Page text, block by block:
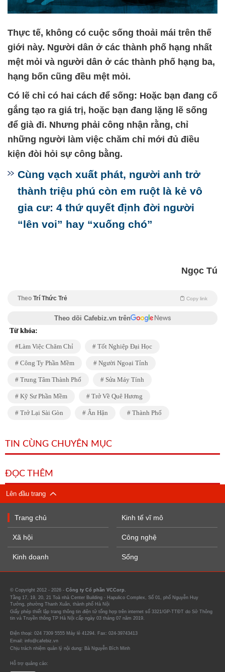
Thực tế, không có cuộc sống thoải mái trên thế
giới này. Người dân ở các thành phố hạng nhất
mệt mỏi và người dân ở các thành phố hạng ba,
hạng bốn cũng đều mệt mỏi.
Có lẽ chỉ có hai cách để sống: Hoặc bạn đang cố
gắng tạo ra giá trị, hoặc bạn đang lặng lẽ sống
để già đi. Nhưng phải công nhận rằng, chỉ
những người làm việc chăm chỉ mới đủ điều
kiện đòi hỏi sự công bằng.
Cùng vạch xuất phát, người anh trở
thành triệu phú còn em ruột là kẻ vô
gia cư: 4 thứ quyết định đời người
“lên voi” hay “xuống chó”
Ngọc Tú
Theo Trí Thức Trẻ Copy link
Theo dõi Cafebiz.vn trên
Từ khóa:
Làm Việc Chăm Chỉ Tốt Nghiệp Đại Học
Công Ty Phần Mềm Người Ngoại Tỉnh
Trung Tâm Thành Phố Sửa Máy Tính
Kỹ Sư Phần Mềm Trở Về Quê Hương
Trở Lại Sài Gòn Ân Hận Thành Phố
TIN CÙNG CHUYÊN MỤC
ĐỌC THÊM
Lên đầu trang
Trang chủ
Xã hội
Kinh doanh
Kinh tế vĩ mô
Công nghệ
Sống
© Copyright 2012 - 2026 - Công ty Cổ phần VCCorp.
Tầng 17, 19, 20, 21 Toà nhà Center Building - Hapulico Complex, Số 01, phố Nguyễn Huy
Tưởng, phường Thanh Xuân, thành phố Hà Nội
Giấy phép thiết lập trang thông tin điện tử tổng hợp trên internet số 3321/GP-TTĐT do Sở Thông
tin và Truyền thông TP Hà Nội cấp ngày 03 tháng 07 năm 2019.
Điện thoại: 024 7309 5555 Máy lẻ 41294. Fax: 024-39743413
Email: info@cafebiz.vn
Chịu trách nhiệm quản lý nội dung: Bà Nguyễn Bích Minh
Hỗ trợ quảng cáo: